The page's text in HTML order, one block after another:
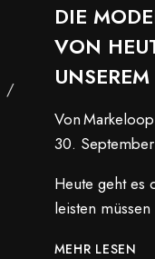
DIE
VON
Von
30.
Heute geht es
leisten
MEHR LESEN